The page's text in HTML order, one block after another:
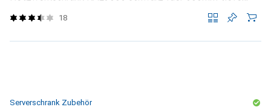
18
Serverschrank Zubehör